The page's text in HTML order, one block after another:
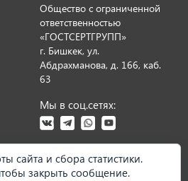
ИП
Общество с ограниченной
ответственностью
«ГОСТСЕРТГРУПП»
г. Бишкек, ул.
Абдрахманова, д. 166, каб.
63
Мы в соц.сетях:
Карта сайта
сайта и сбора статистики.
закрыть сообщение.